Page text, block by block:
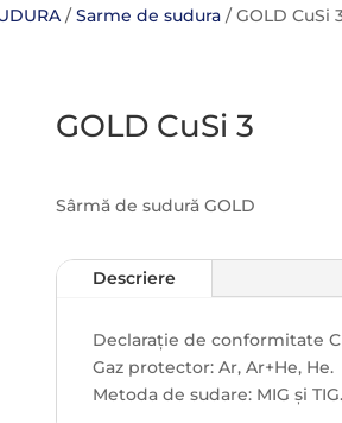
/Sarme de sudura / GOLD CuSi
GOLD CuSi 3
Sârmă de sudură GOLD
Descriere
Declaraţie de conformitate
Gaz protector: Ar, Ar+He, He.
Metoda de sudare: MIG și TIG.